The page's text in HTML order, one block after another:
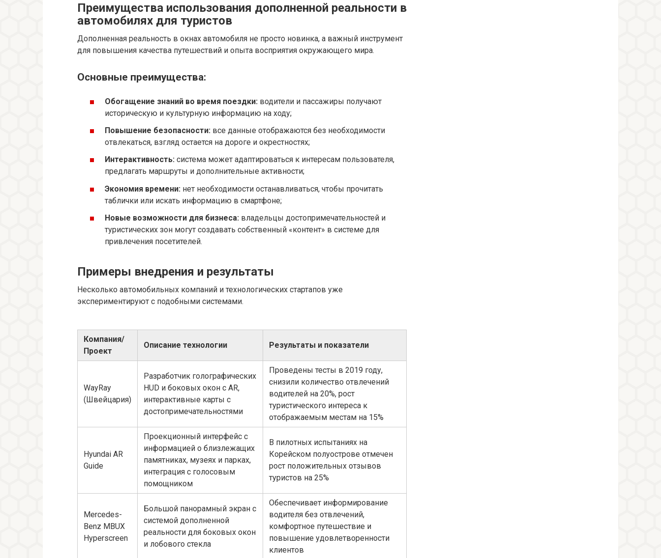
Преимущества использования дополненной реальности в
автомобилях для туристов
Дополненная реальность в окнах автомобиля не просто новинка, а важный инструмент
для повышения качества путешествий и опыта восприятия окружающего мира.
Основные преимущества:
Обогащение знаний во время поездки: водители и пассажиры получают
историческую и культурную информацию на ходу;
Повышение безопасности: все данные отображаются без необходимости
отвлекаться, взгляд остается на дороге и окрестностях;
Интерактивность: система может адаптироваться к интересам пользователя,
предлагать маршруты и дополнительные активности;
Экономия времени: нет необходимости останавливаться, чтобы прочитать
таблички или искать информацию в смартфоне;
Новые возможности для бизнеса: владельцы достопримечательностей и
туристических зон могут создавать собственный «контент» в системе для
привлечения посетителей.
Примеры внедрения и результаты
Несколько автомобильных компаний и технологических стартапов уже
экспериментируют с подобными системами.
Компания/
Проект
Описание технологии Результаты и показатели
WayRay
(Швейцария)
Разработчик голографических
HUD и боковых окон с AR,
интерактивные карты с
достопримечательностями
Проведены тесты в 2019 году,
снизили количество отвлечений
водителей на 20%, рост
туристического интереса к
отображаемым местам на 15%
Hyundai AR
Guide
Проекционный интерфейс с
информацией о близлежащих
памятниках, музеях и парках,
интеграция с голосовым
помощником
В пилотных испытаниях на
Корейском полуострове отмечен
рост положительных отзывов
туристов на 25%
Mercedes-
Benz MBUX
Hyperscreen
Большой панорамный экран с
системой дополненной
реальности для боковых окон
и лобового стекла
Обеспечивает информирование
водителя без отвлечений,
комфортное путешествие и
повышение удовлетворенности
клиентов